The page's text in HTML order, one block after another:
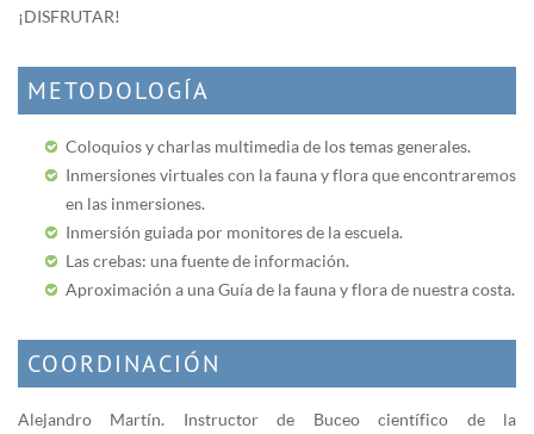
¡DISFRUTAR!
METODOLOGÍA
Coloquios y charlas multimedia de los temas generales.
Inmersiones virtuales con la fauna y flora que encontraremos
en las inmersiones.
Inmersión guiada por monitores de la escuela.
Las crebas: una fuente de información.
Aproximación a una Guía de la fauna y flora de nuestra costa.
COORDINACIÓN
Alejandro Martín. Instructor de Buceo científico de la